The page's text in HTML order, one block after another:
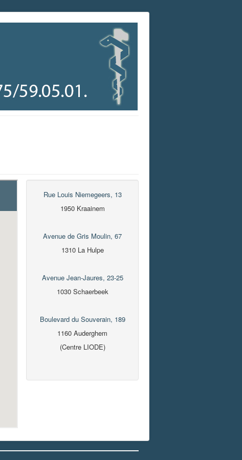
Rue Louis Niemegeers, 13
1950 Kraainem
Avenue de Gris Moulin, 67
1310 La Hulpe
Avenue Jean-Jaures, 23-25
1030 Schaerbeek
Boulevard du Souverain, 189
1160 Auderghem
(Centre LIODE)